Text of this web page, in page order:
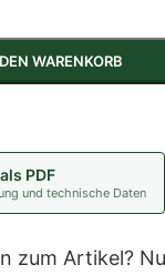
WARENKORB
PDF
und technische Daten
zum Artikel?